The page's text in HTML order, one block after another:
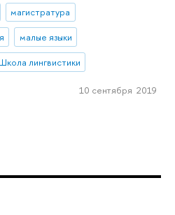
магистратура
малые языки
лингвистики
10 сентября 2019